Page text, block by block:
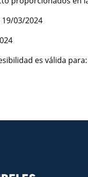
03/2024
es válida para: